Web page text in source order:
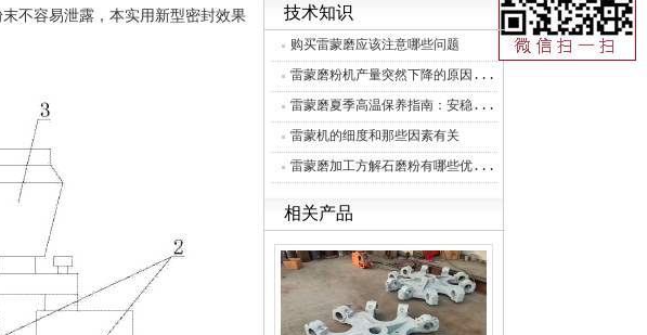
不容易泄露，本实用新型密封效果
技术知识
购买雷蒙磨应该注意哪些问题
雷蒙磨粉机产量突然下降的原因...
雷蒙磨夏季高温保养指南：安稳...
雷蒙机的细度和那些因素有关
雷蒙磨加工方解石磨粉有哪些优...
相关产品